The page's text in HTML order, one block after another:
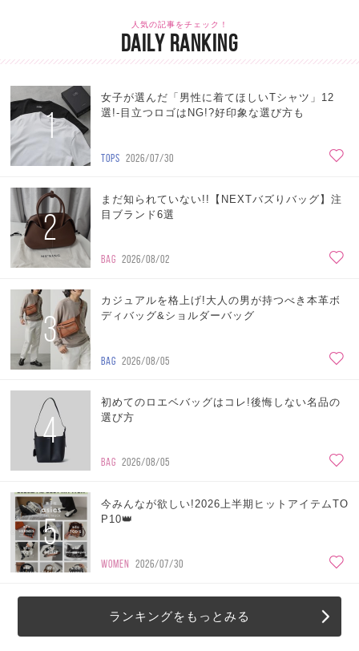
人気の記事をチェック！
DAILY RANKING
1
女子が選んだ「男性に着てほしいTシャツ」12
選!-目立つロゴはNG!?好印象な選び方も
TOPS 2026/07/30
2
まだ知られていない!!【NEXTバズりバッグ】注
目ブランド6選
BAG 2026/08/02
3
カジュアルを格上げ!大人の男が持つべき本革ボ
ディバッグ&ショルダーバッグ
BAG 2026/08/05
4
初めてのロエベバッグはコレ!後悔しない名品の
選び方
BAG 2026/08/05
5
今みんなが欲しい!2026上半期ヒットアイテムTO
P10👑
WOMEN 2026/07/30
ランキングをもっとみる